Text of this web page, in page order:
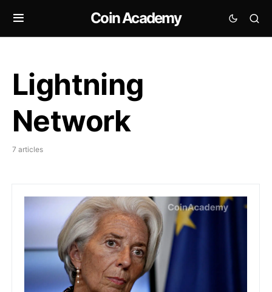
Coin Academy
Lightning
Network
7 articles
L’Europe et l’AMF rappellent les risques des